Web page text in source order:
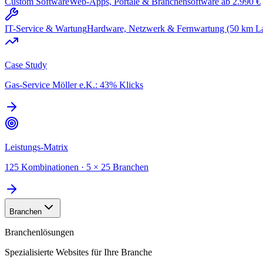
IT-Service & WartungHardware, Netzwerk & Fernwartung (50 km
Case Study
Gas-Service Möller e.K.: 43% Klicks
Leistungs-Matrix
125 Kombinationen · 5 × 25 Branchen
Branchen
Branchenlösungen
Spezialisierte Websites für Ihre Branche